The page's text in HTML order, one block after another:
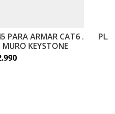
PARA ARMAR CAT6 .
KEYSTONE